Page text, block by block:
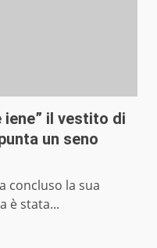
iene” il vestito di
un seno
concluso la sua
è stata...